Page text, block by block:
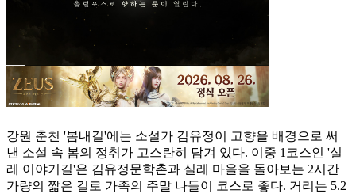
강원 춘천 '봄내길'에는 소설가 김유정이 고향을 배경으로 써
낸 소설 속 봄의 정취가 고스란히 담겨 있다. 이중 1코스인 '실
레 이야기길'은 김유정문학촌과 실레 마을을 돌아보는 2시간
가량의 짧은 길로 가족의 주말 나들이 코스로 좋다. 거리는 5.2